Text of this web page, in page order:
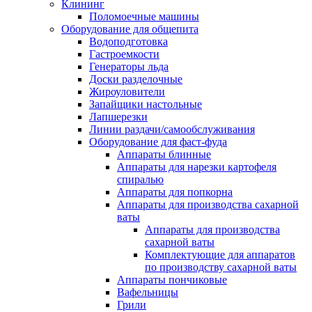
Клининг
Поломоечные машины
Оборудование для общепита
Водоподготовка
Гастроемкости
Генераторы льда
Доски разделочные
Жироуловители
Запайщики настольные
Лапшерезки
Линии раздачи/самообслуживания
Оборудование для фаст-фуда
Аппараты блинные
Аппараты для нарезки картофеля
спиралью
Аппараты для попкорна
Аппараты для производства сахарной
ваты
Аппараты для производства
сахарной ваты
Комплектующие для аппаратов
по производству сахарной ваты
Аппараты пончиковые
Вафельницы
Грили